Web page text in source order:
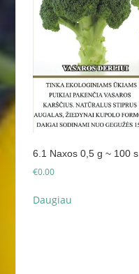
6.1 Naxos 0,5 g ~ 100 s.
€0.00
Daugiau